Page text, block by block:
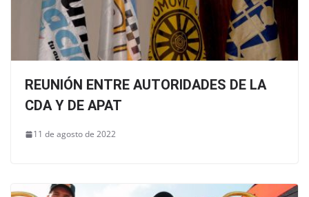
REUNIÓN ENTRE AUTORIDADES DE LA
CDA Y DE APAT
11 de agosto de 2022